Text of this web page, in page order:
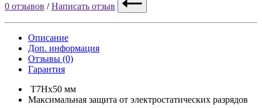
0 отзывов /Написать отзыв
Описание
Доп. информация
Отзывы (0)
Гарантия
T7Hx50 мм
Максимальная защита от электростатических разрядов